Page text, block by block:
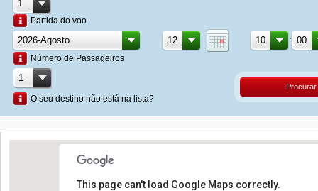
Partida do voo
:
Número de Passageiros
O seu destino não está na lista?
Procurar
This page can't load Google Maps correctly.